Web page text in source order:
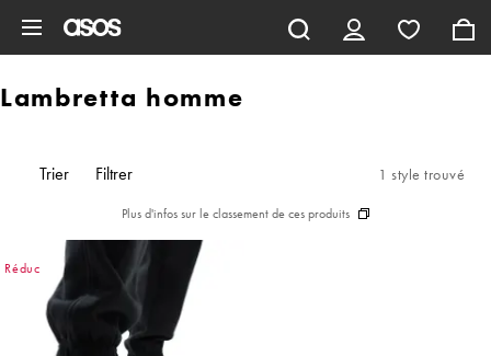
Lambretta homme
Trier Filtrer 1 style trouvé
Plus d'infos sur le classement de ces produits
Réduc